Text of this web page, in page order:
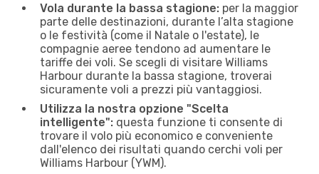
Vola durante la bassa stagione: per la maggior
parte delle destinazioni, durante l’alta stagione
o le festività (come il Natale o l'estate), le
compagnie aeree tendono ad aumentare le
tariffe dei voli. Se scegli di visitare Williams
Harbour durante la bassa stagione, troverai
sicuramente voli a prezzi più vantaggiosi.
Utilizza la nostra opzione "Scelta
intelligente": questa funzione ti consente di
trovare il volo più economico e conveniente
dall'elenco dei risultati quando cerchi voli per
Williams Harbour (YWM).